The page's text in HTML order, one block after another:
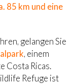
85 km und eine
gelangen Sie
, einem
Costa Ricas.
Refuge ist